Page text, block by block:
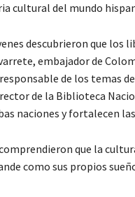
cultural del mundo
descubrieron que los
embajador de
de los temas
de la Biblioteca
naciones y fortalecen
que la
como sus propios